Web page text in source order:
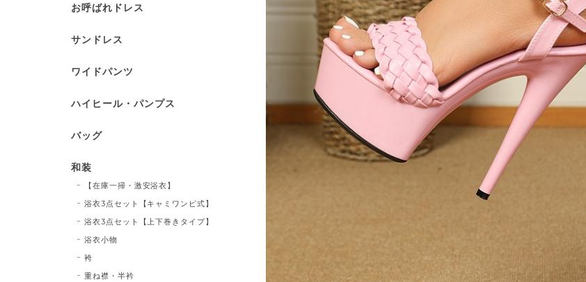
お呼ばれドレス
サンドレス
ワイドパンツ
ハイヒール・パンプス
バッグ
和装
【在庫一掃・激安浴衣】
浴衣3点セット【キャミワンピ式】
浴衣3点セット【上下巻きタイプ】
浴衣小物
袴
重ね襟・半衿